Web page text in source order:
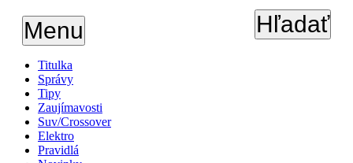
Menu Hľadať
Titulka
Správy
Tipy
Zaujímavosti
Suv/Crossover
Elektro
Pravidlá